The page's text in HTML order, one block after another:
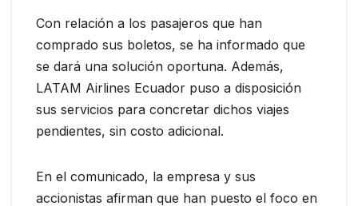
Con relación a los pasajeros que han
comprado sus boletos, se ha informado que
se dará una solución oportuna. Además,
LATAM Airlines Ecuador puso a disposición
sus servicios para concretar dichos viajes
pendientes, sin costo adicional.
En el comunicado, la empresa y sus
accionistas afirman que han puesto el foco en